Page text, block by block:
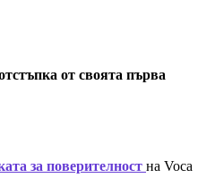
от своята първа
за поверителност на Voca